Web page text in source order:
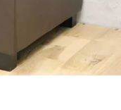
interpolation
interpolation
Missing interpolation
Missing interpolation
Missing interpolation
Missing interpolation
Missing
Missing
Missing
Error: Missing